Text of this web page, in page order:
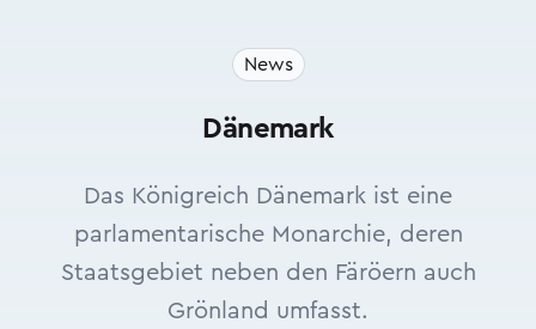
News
Dänemark
Das Königreich Dänemark ist eine
parlamentarische Monarchie, deren
Staatsgebiet neben den Färöern auch
Grönland umfasst.